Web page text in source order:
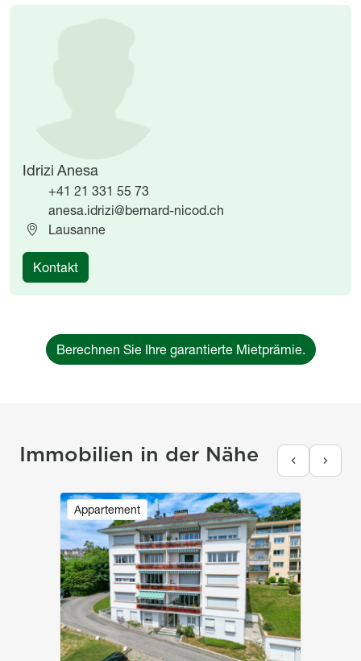
Idrizi Anesa
+41 21 331 55 73
anesa.idrizi@bernard-nicod.ch
Lausanne
Kontakt
Berechnen Sie Ihre garantierte Mietprämie.
Immobilien in der Nähe
Appartement
Image